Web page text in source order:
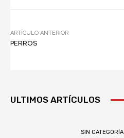
ARTÍCULO ANTERIOR
PERROS
ULTIMOS ARTÍCULOS
SIN CATEGORÍA